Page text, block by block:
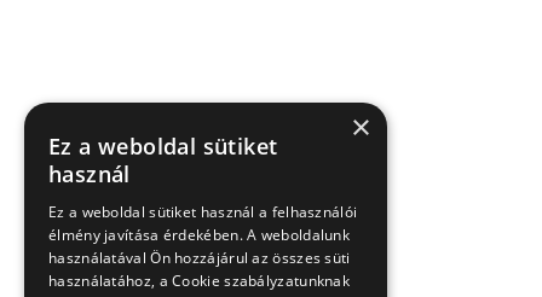
×
Ez a weboldal sütiket
használ
Ez a weboldal sütiket használ a felhasználói
élmény javítása érdekében. A weboldalunk
használatával Ön hozzájárul az összes süti
használatához, a Cookie szabályzatunknak